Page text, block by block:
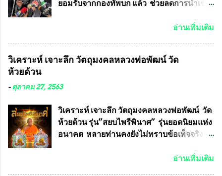
ยอมรับจากกองทัพบก แล้ว ช่วยลดการนำเข้า
เดช ทนายความชื่อดัง ได้โพสต์ข้อความใน
อาจารย์อ๊อด อาจารย์ประจำภาควิชาเคมี
มหาวิทยาลัยเกษตรศาสตร์ และทีมงานนักวิจัย
ทหาร ( หน้ากากหนุมาน ) ซึ่งทีมงานนักวิจัย
ของอาจารย์อ๊อด เล็งเห็นว่า หน้ากากป้องกัน
สารพิษทางทหาร ถ้าสามารถผลิตได้ใน
พิษทางทหารไม่ต้องนำเข้า ไม่ต้องเปลืองงบ
อ่านเพิ่มเติม
วิเคราะห์ เจาะลึก วัตถุมงคลหลวงพ่อพัฒน์ วัด
ห้วยด้วน
-ตุลาคม 27, 2563
วิเคราะห์ เจาะลึก วัตถุมงคลหลวงพ่อพัฒน์ วัด
ห้วยด้วน รุ่น”สยบไพรีพินาศ” รุ่นยอดนิยมแห่ง
อนาคต หลายท่านคงยังไม่ทราบข้อเท็จจริงว่า
พระเครื่องพระบูชาไทย บรรจุให้มีในรายการ
อ่านเพิ่มเติม